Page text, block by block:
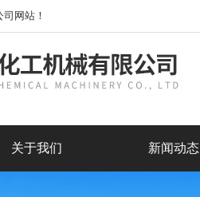
网站！
关于我们 新闻动态